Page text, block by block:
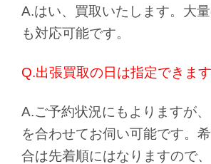
A.はい、買取いたします。大
も対応可能です。
Q.出張買取の日は指定できま
A.ご予約状況にもよりますが
を合わせてお伺い可能です。
合は先着順にはなりますので